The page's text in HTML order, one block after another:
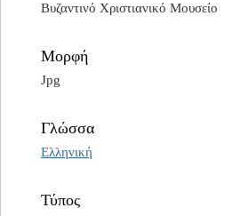
Βυζαντινό Χριστιανικό Μουσείο
Μορφή
Jpg
Γλώσσα
Ελληνική
Τύπος